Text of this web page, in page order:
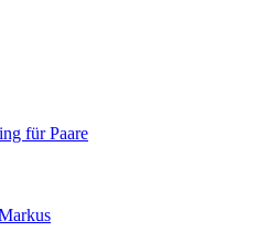
für Paare